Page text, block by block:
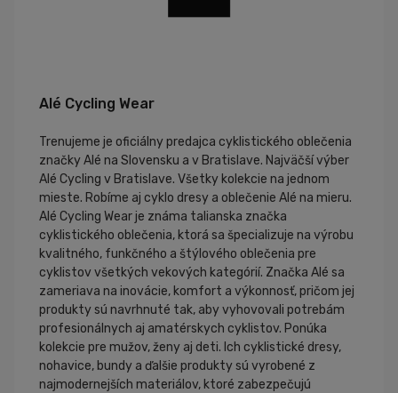
Alé Cycling Wear
Trenujeme je oficiálny predajca cyklistického oblečenia
značky Alé na Slovensku a v Bratislave. Najväčší výber
Alé Cycling v Bratislave. Všetky kolekcie na jednom
mieste. Robíme aj cyklo dresy a oblečenie Alé na mieru.
Alé Cycling Wear je známa talianska značka
cyklistického oblečenia, ktorá sa špecializuje na výrobu
kvalitného, funkčného a štýlového oblečenia pre
cyklistov všetkých vekových kategórií. Značka Alé sa
zameriava na inovácie, komfort a výkonnosť, pričom jej
produkty sú navrhnuté tak, aby vyhovovali potrebám
profesionálnych aj amatérskych cyklistov. Ponúka
kolekcie pre mužov, ženy aj deti. Ich cyklistické dresy,
nohavice, bundy a ďalšie produkty sú vyrobené z
najmodernejších materiálov, ktoré zabezpečujú